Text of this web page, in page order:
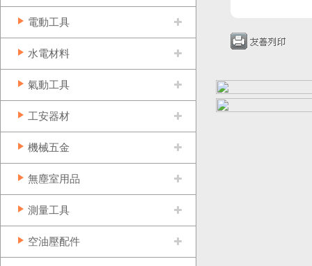
電動工具
水電材料
氣動工具
工安器材
機械五金
無塵室用品
測量工具
空油壓配件